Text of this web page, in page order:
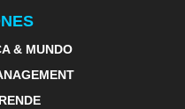
& MUNDO